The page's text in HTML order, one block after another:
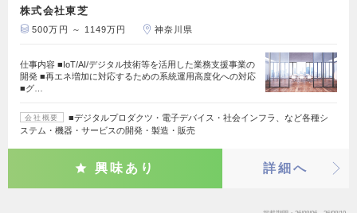
株式会社東芝
500万円 ～ 1149万円 神奈川県
仕事内容 ■IoT/AI/デジタル技術等を活用した業務支援事業の
開発 ■再エネ増加に対応するための系統運用高度化への対応
■グ…
会社概要
■デジタルプロダクツ・電子デバイス・社会インフラ、など各種シ
ステム・機器・サービスの開発・製造・販売
興味あり 詳細へ